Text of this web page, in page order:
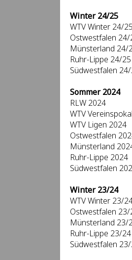
Winter 24/25
WTV Winter 24/25
Ostwestfalen 24/
Münsterland 24/
Ruhr-Lippe 24/25
Südwestfalen
Sommer 2024
RLW 2024
WTV
WTV Ligen 2024
Ostwestfalen
Münsterland
Ruhr-Lippe 2024
Südwestfalen
Winter 23/24
WTV Winter 23/
Ostwestfalen 23/
Münsterland 23/
Ruhr-Lippe 23/24
Südwestfalen